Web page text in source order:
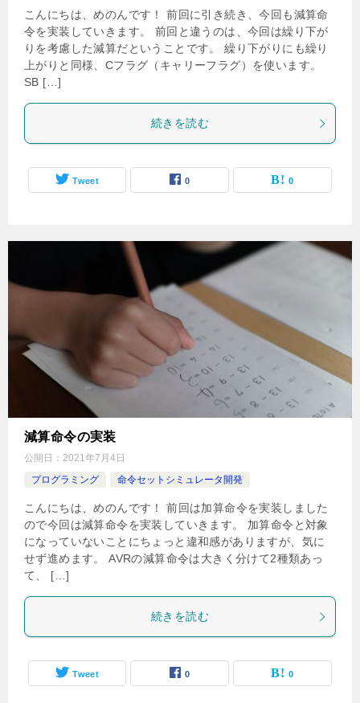
こんにちは、めのんです！ 前回に引き続き、今回も減算命
令を実装していきます。 前回と違うのは、今回は繰り下が
りを考慮した減算だということです。 繰り下がりにも繰り
上がりと同様、Cフラグ（キャリーフラグ）を使います。
SB […]
続きを読む
Tweet 0 0
減算命令の実装
公開日： 2021年7月4日
プログラミング
命令セットシミュレータ開発
こんにちは、めのんです！ 前回は加算命令を実装しました
ので今回は減算命令を実装していきます。 加算命令と対象
になっていないことにちょっと違和感がありますが、気に
せず進めます。 AVRの減算命令は大きく分けて2種類あっ
て、 […]
続きを読む
Tweet 0 0